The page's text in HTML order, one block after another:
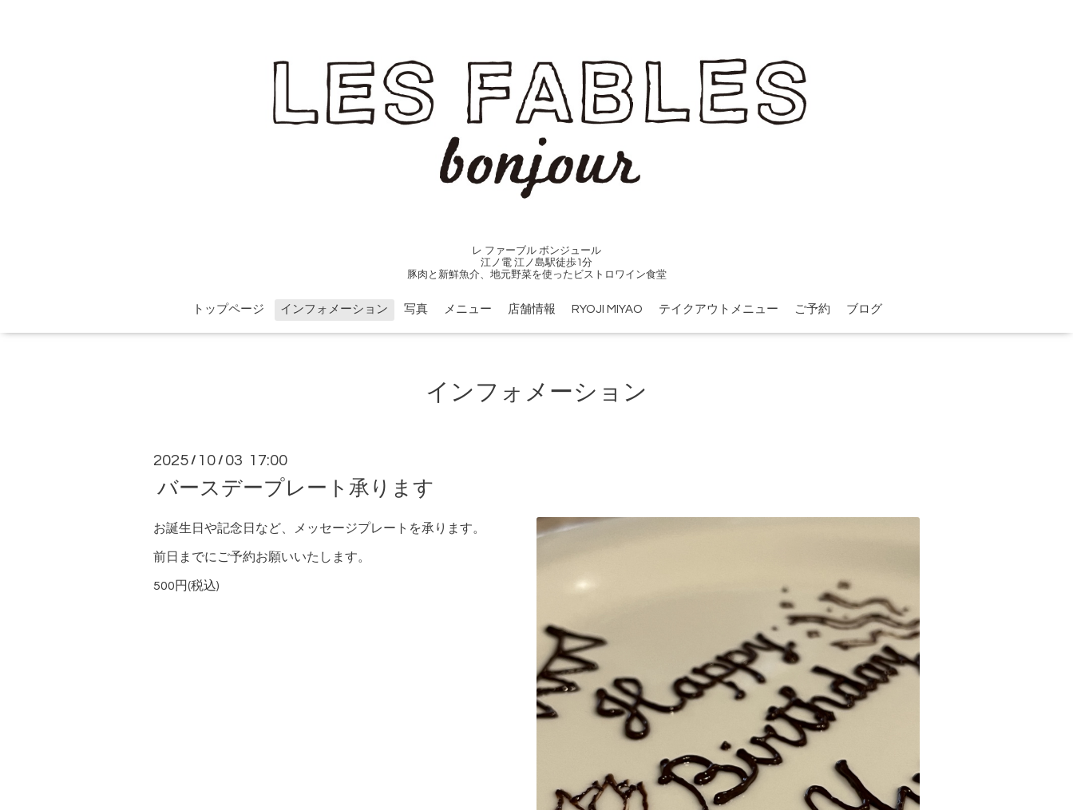
レ ファーブル ボンジュール
江ノ電 江ノ島駅徒歩1分
豚肉と新鮮魚介、地元野菜を使ったビストロワイン食堂
トップページ インフォメーション 写真 メニュー 店舗情報 RYOJI MIYAO テイクアウトメニュー ご予約 ブログ
インフォメーション
2025 / 10 / 03 17:00
バースデープレート承ります
お誕生日や記念日など、メッセージプレートを承ります。
前日までにご予約お願いいたします。
500円(税込)